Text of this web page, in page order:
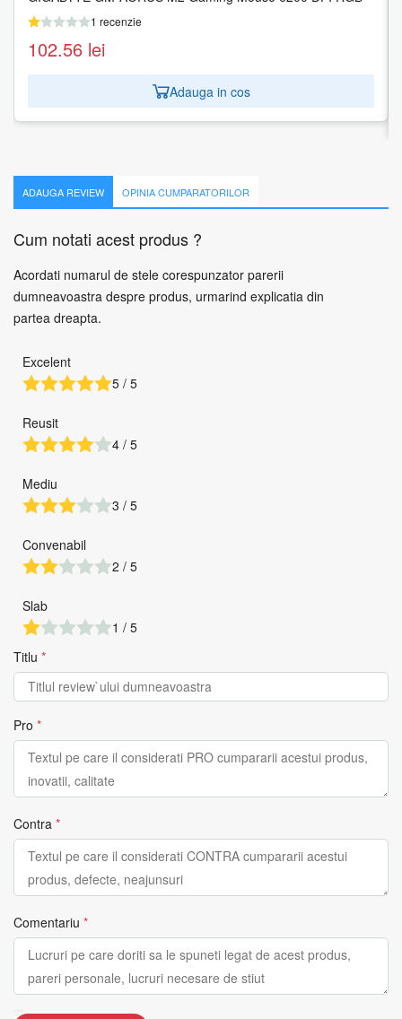
1 recenzie
102.56 lei
Adauga in cos
LENOVO
Adauga in cos
ADAUGA REVIEW OPINIA CUMPARATORILOR
Cum notati acest produs ?
Acordati numarul de stele corespunzator parerii
dumneavoastra despre produs, urmarind explicatia din
partea dreapta.
Excelent
5 / 5
Reusit
4 / 5
Mediu
3 / 5
Convenabil
2 / 5
Slab
1 / 5
Titlu *
Pro *
Contra *
Comentariu *